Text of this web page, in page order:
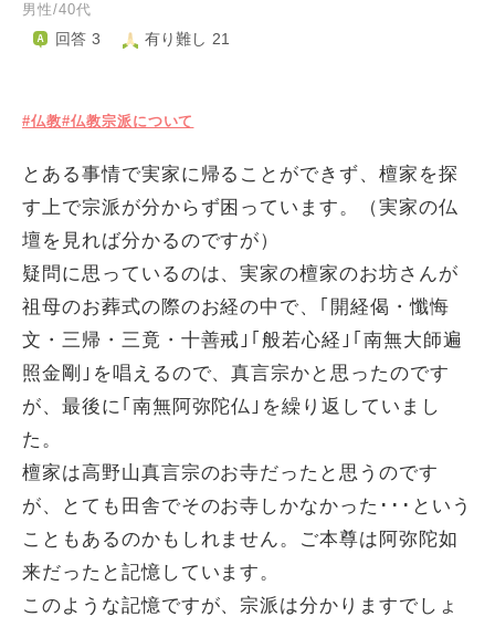
男性/40代
回答 3 有り難し 21
#仏教#仏教宗派について
とある事情で実家に帰ることができず、檀家を探
す上で宗派が分からず困っています。（実家の仏
壇を見れば分かるのですが）
疑問に思っているのは、実家の檀家のお坊さんが
祖母のお葬式の際のお経の中で、｢開経偈・懺悔
文・三帰・三竟・十善戒｣｢般若心経｣｢南無大師遍
照金剛｣を唱えるので、真言宗かと思ったのです
が、最後に｢南無阿弥陀仏｣を繰り返していまし
た。
檀家は高野山真言宗のお寺だったと思うのです
が、とても田舎でそのお寺しかなかった･･･という
こともあるのかもしれません。ご本尊は阿弥陀如
来だったと記憶しています。
このような記憶ですが、宗派は分かりますでしょ